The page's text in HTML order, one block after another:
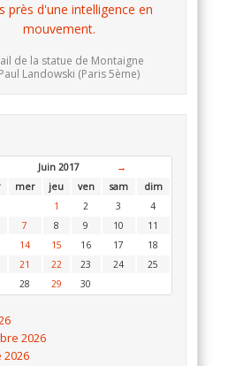
près d'une intelligence en
mouvement.
de la statue de Montaigne
Landowski (Paris 5ème)
Juin 2017
→
mer jeu ven sam
dim
1
2 3
4
7 8 9 10
11
14 15 16 17
18
21 22 23 24
25
28 29 30
2026
2026